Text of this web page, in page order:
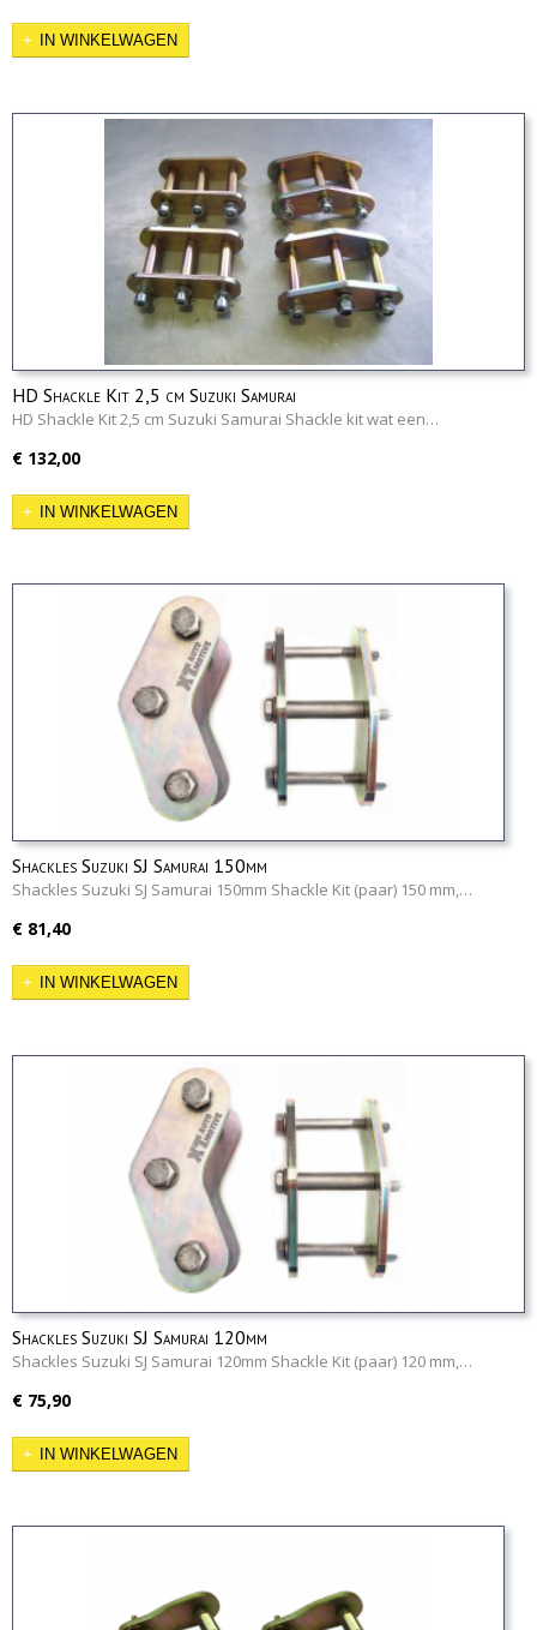
IN WINKELWAGEN
HD Shackle Kit 2,5 cm Suzuki Samurai
HD Shackle Kit 2,5 cm Suzuki Samurai Shackle kit wat een…
€ 132,00
IN WINKELWAGEN
Shackles Suzuki SJ Samurai 150mm
Shackles Suzuki SJ Samurai 150mm Shackle Kit (paar) 150 mm,…
€ 81,40
IN WINKELWAGEN
Shackles Suzuki SJ Samurai 120mm
Shackles Suzuki SJ Samurai 120mm Shackle Kit (paar) 120 mm,…
€ 75,90
IN WINKELWAGEN